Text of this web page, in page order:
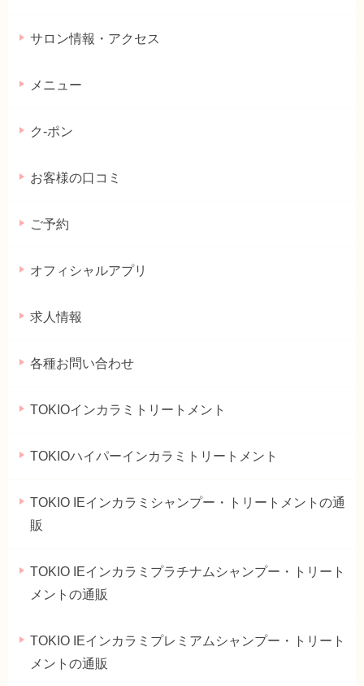
サロン情報・アクセス
メニュー
ク-ポン
お客様の口コミ
ご予約
オフィシャルアプリ
求人情報
各種お問い合わせ
TOKIOインカラミトリートメント
TOKIOハイパーインカラミトリートメント
TOKIO IEインカラミシャンプー・トリートメントの通
販
TOKIO IEインカラミプラチナムシャンプー・トリート
メントの通販
TOKIO IEインカラミプレミアムシャンプー・トリート
メントの通販